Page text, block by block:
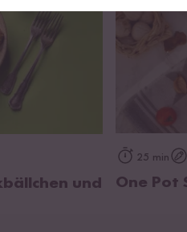
und
25 min
One Pot